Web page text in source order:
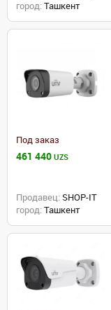
город: Ташкент
Под заказ
461 440 UZS
Продавец: SHOP-IT
город: Ташкент